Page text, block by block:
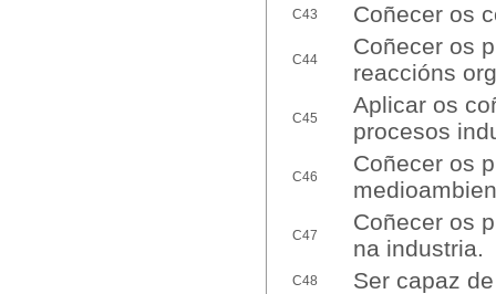
C43 Coñecer os
C44
Coñecer os
reaccións
C45
Aplicar os
procesos
C46
Coñecer os
C47
Coñecer os
na industria.
C48 Ser capaz